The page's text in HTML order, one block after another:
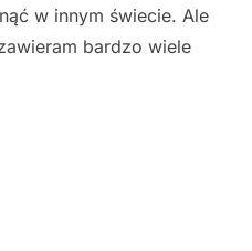
w innym świecie. Ale
bardzo wiele